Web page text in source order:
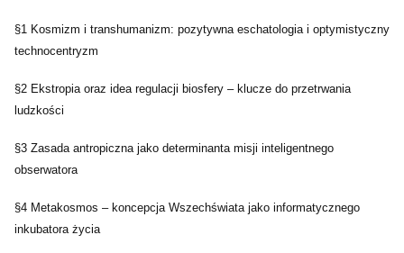
§1 Kosmizm i transhumanizm: pozytywna eschatologia i optymistyczny
technocentryzm
§2 Ekstropia oraz idea regulacji biosfery – klucze do przetrwania
ludzkości
§3 Zasada antropiczna jako determinanta misji inteligentnego
obserwatora
§4 Metakosmos – koncepcja Wszechświata jako informatycznego
inkubatora życia